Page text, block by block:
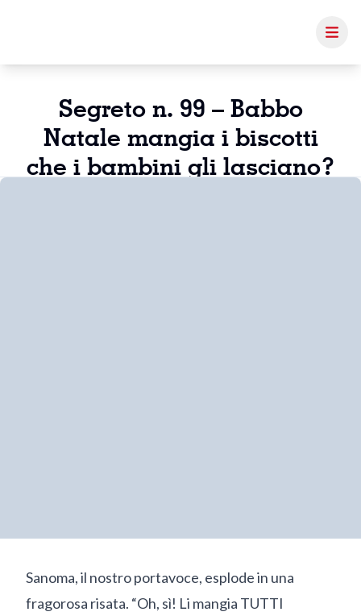
Segreto n. 99 – Babbo
Natale mangia i biscotti
che i bambini gli lasciano?
Sanoma, il nostro portavoce, esplode in una
fragorosa risata. “Oh, sì! Li mangia TUTTI